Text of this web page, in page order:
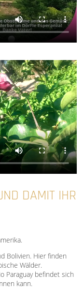
DAMIT IHR
Bolivien. Hier finden
Wälder.
Paraguay befindet sich
kann.